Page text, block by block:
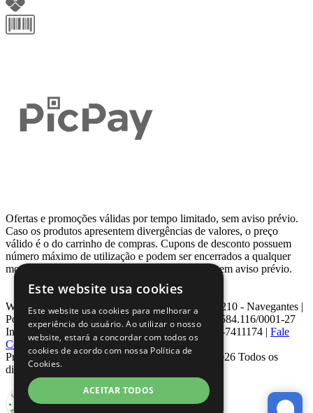
Ofertas e promoções válidas por tempo limitado, sem aviso prévio.
Caso os produtos apresentem divergências de valores, o preço
válido é o do carrinho de compras. Cupons de desconto possuem
número máximo de utilização e podem ser encerrados a qualquer
momento, de acordo com sua disponibilidade e sem aviso prévio.
Webcontinental LTDA | Travessa Venezuela, Nº 210 - Navegantes |
Porto Alegre - RS - CEP: 90.240-220 CNPJ: 08.584.116/0001-27
Inscrição Estadual: 0963171399 | Telefone: 0800-7411174 | Fale
Conosco|ouvidoria@webcontinental.com.br
Proibida reprodução total ou parcial | © 2007 - 2026 Todos os
direitos reservados - WebContinental
Este website usa cookies
Este website usa cookies para melhorar a
experiência do usuário. Ao utilizar o nosso
website, estará a concordar com todos os
cookies de acordo com nossa Política de
Cookies.
ACEITAR TODOS